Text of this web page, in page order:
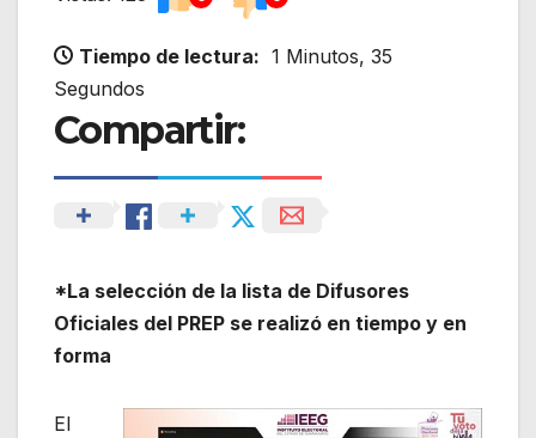
Tiempo de lectura: 1 Minutos, 35
Segundos
Compartir:
*La selección de la lista de Difusores
Oficiales del PREP se realizó en tiempo y en
forma
El